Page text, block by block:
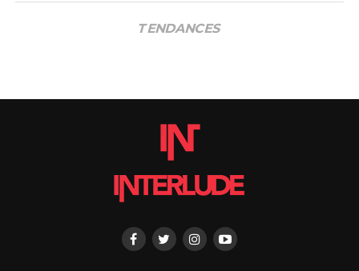
TENDANCES